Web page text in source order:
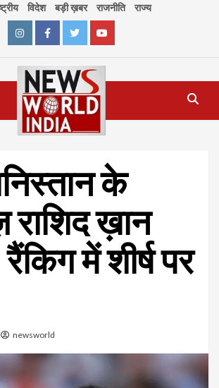
विदेश बड़ी ख़बर राजनीति राज्य
InstagramFacebookTwitterYoutube
के
राशिद ख़ान
में शीर्ष पर
newsworld